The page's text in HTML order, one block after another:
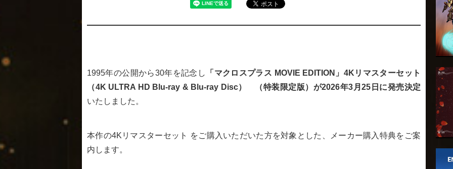
1995年の公開から30年を記念し
「マクロスプラス MOVIE EDITION」4Kリマスターセット
（4K ULTRA HD Blu-ray & Blu-ray Disc） （特装限定版） が2026年3月25日に発売決定
いたしました。
本作の4Kリマスターセット をご購入いただいた方を対象とした、メーカー購入特典をご案
内します。